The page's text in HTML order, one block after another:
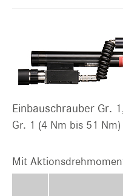
Einbauschrauber Gr.
Gr. 1 (4 Nm bis 51 Nm)
Mit